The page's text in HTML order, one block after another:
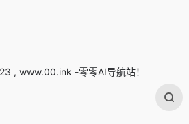
, www.00.ink -零零AI导航站！